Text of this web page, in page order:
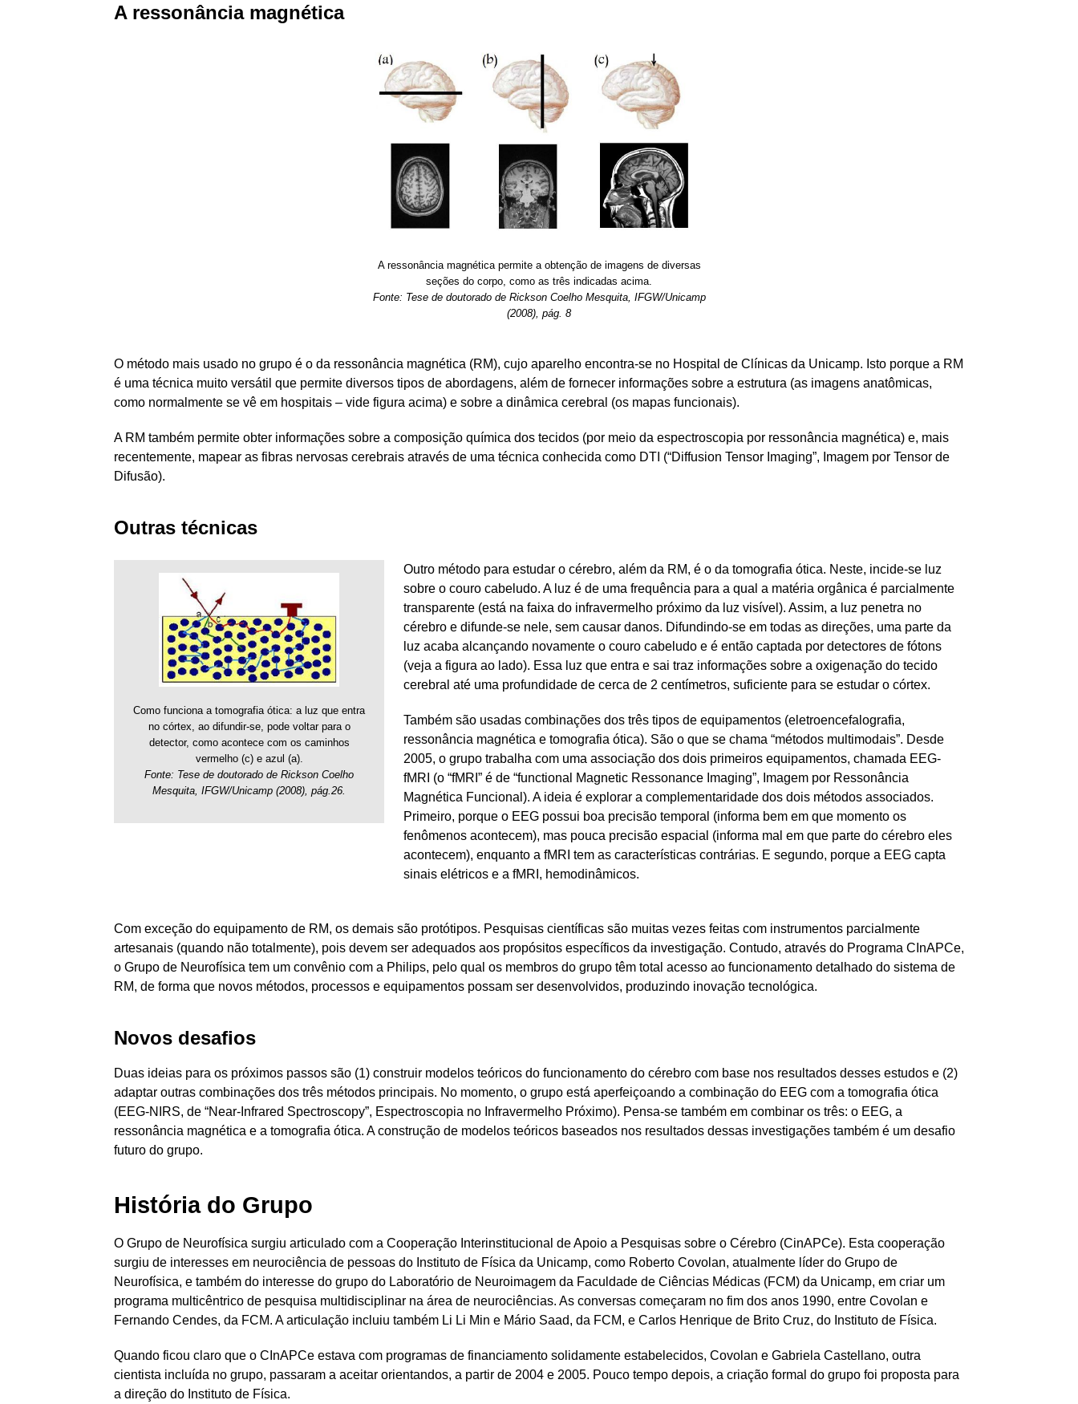
A ressonância magnética
A ressonância magnética permite a obtenção de imagens de diversas
seções do corpo, como as três indicadas acima.
Fonte: Tese de doutorado de Rickson Coelho Mesquita, IFGW/Unicamp
(2008), pág. 8
O método mais usado no grupo é o da ressonância magnética (RM), cujo aparelho encontra-se no Hospital de Clínicas da Unicamp. Isto porque a RM
é uma técnica muito versátil que permite diversos tipos de abordagens, além de fornecer informações sobre a estrutura (as imagens anatômicas,
como normalmente se vê em hospitais – vide figura acima) e sobre a dinâmica cerebral (os mapas funcionais).
A RM também permite obter informações sobre a composição química dos tecidos (por meio da espectroscopia por ressonância magnética) e, mais
recentemente, mapear as fibras nervosas cerebrais através de uma técnica conhecida como DTI (“Diffusion Tensor Imaging”, Imagem por Tensor de
Difusão).
Outras técnicas
Como funciona a tomografia ótica: a luz que entra
no córtex, ao difundir-se, pode voltar para o
detector, como acontece com os caminhos
vermelho (c) e azul (a).
Fonte: Tese de doutorado de Rickson Coelho
Mesquita, IFGW/Unicamp (2008), pág.26.
Outro método para estudar o cérebro, além da RM, é o da tomografia ótica. Neste, incide-se luz
sobre o couro cabeludo. A luz é de uma frequência para a qual a matéria orgânica é parcialmente
transparente (está na faixa do infravermelho próximo da luz visível). Assim, a luz penetra no
cérebro e difunde-se nele, sem causar danos. Difundindo-se em todas as direções, uma parte da
luz acaba alcançando novamente o couro cabeludo e é então captada por detectores de fótons
(veja a figura ao lado). Essa luz que entra e sai traz informações sobre a oxigenação do tecido
cerebral até uma profundidade de cerca de 2 centímetros, suficiente para se estudar o córtex.
Também são usadas combinações dos três tipos de equipamentos (eletroencefalografia,
ressonância magnética e tomografia ótica). São o que se chama “métodos multimodais”. Desde
2005, o grupo trabalha com uma associação dos dois primeiros equipamentos, chamada EEG-
fMRI (o “fMRI” é de “functional Magnetic Ressonance Imaging”, Imagem por Ressonância
Magnética Funcional). A ideia é explorar a complementaridade dos dois métodos associados.
Primeiro, porque o EEG possui boa precisão temporal (informa bem em que momento os
fenômenos acontecem), mas pouca precisão espacial (informa mal em que parte do cérebro eles
acontecem), enquanto a fMRI tem as características contrárias. E segundo, porque a EEG capta
sinais elétricos e a fMRI, hemodinâmicos.
Com exceção do equipamento de RM, os demais são protótipos. Pesquisas científicas são muitas vezes feitas com instrumentos parcialmente
artesanais (quando não totalmente), pois devem ser adequados aos propósitos específicos da investigação. Contudo, através do Programa CInAPCe,
o Grupo de Neurofísica tem um convênio com a Philips, pelo qual os membros do grupo têm total acesso ao funcionamento detalhado do sistema de
RM, de forma que novos métodos, processos e equipamentos possam ser desenvolvidos, produzindo inovação tecnológica.
Novos desafios
Duas ideias para os próximos passos são (1) construir modelos teóricos do funcionamento do cérebro com base nos resultados desses estudos e (2)
adaptar outras combinações dos três métodos principais. No momento, o grupo está aperfeiçoando a combinação do EEG com a tomografia ótica
(EEG-NIRS, de “Near-Infrared Spectroscopy”, Espectroscopia no Infravermelho Próximo). Pensa-se também em combinar os três: o EEG, a
ressonância magnética e a tomografia ótica. A construção de modelos teóricos baseados nos resultados dessas investigações também é um desafio
futuro do grupo.
História do Grupo
O Grupo de Neurofísica surgiu articulado com a Cooperação Interinstitucional de Apoio a Pesquisas sobre o Cérebro (CinAPCe). Esta cooperação
surgiu de interesses em neurociência de pessoas do Instituto de Física da Unicamp, como Roberto Covolan, atualmente líder do Grupo de
Neurofísica, e também do interesse do grupo do Laboratório de Neuroimagem da Faculdade de Ciências Médicas (FCM) da Unicamp, em criar um
programa multicêntrico de pesquisa multidisciplinar na área de neurociências. As conversas começaram no fim dos anos 1990, entre Covolan e
Fernando Cendes, da FCM. A articulação incluiu também Li Li Min e Mário Saad, da FCM, e Carlos Henrique de Brito Cruz, do Instituto de Física.
Quando ficou claro que o CInAPCe estava com programas de financiamento solidamente estabelecidos, Covolan e Gabriela Castellano, outra
cientista incluída no grupo, passaram a aceitar orientandos, a partir de 2004 e 2005. Pouco tempo depois, a criação formal do grupo foi proposta para
a direção do Instituto de Física.